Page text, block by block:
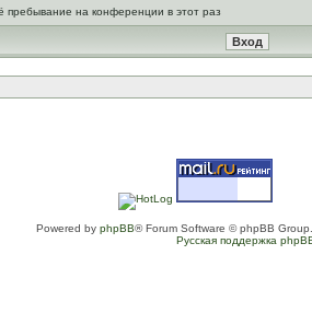
пребывание на конференции в этот раз
Powered by phpBB® Forum Software © phpBB
Русская поддержка